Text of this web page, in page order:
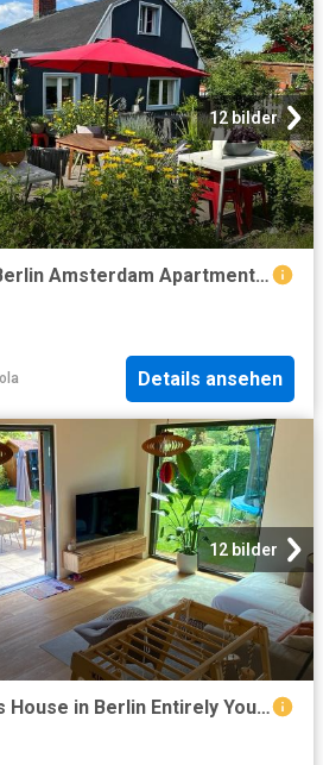
12 bilder
Landhaus in Berlin, Berlin Amsterdam Apartments for Rent
Details ansehen
12 bilder
Exclusive Architect’s House in Berlin Entirely Yours!